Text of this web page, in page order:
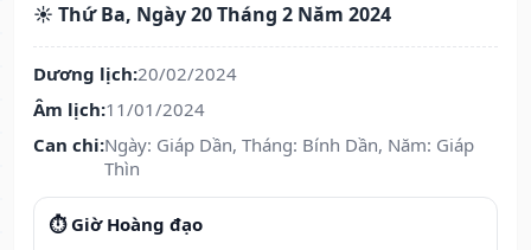
☀️ Thứ Ba, Ngày 20 Tháng 2 Năm 2024
Dương lịch:20/02/2024
Âm lịch:11/01/2024
Can chi:Ngày: Giáp Dần, Tháng: Bính Dần, Năm: Giáp
Thìn
⏱️ Giờ Hoàng đạo